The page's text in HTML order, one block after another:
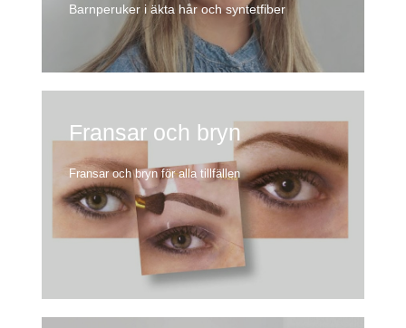
Barnperuker i äkta hår och syntetfiber
Fransar och bryn
Fransar och bryn för alla tillfällen